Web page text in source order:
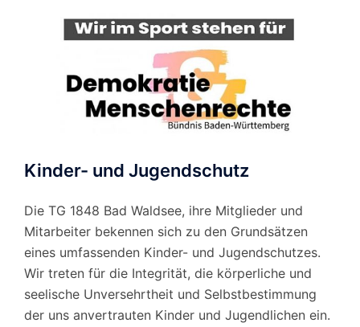
Kinder- und Jugendschutz
Die TG 1848 Bad Waldsee, ihre Mitglieder und
Mitarbeiter bekennen sich zu den Grundsätzen
eines umfassenden Kinder- und Jugendschutzes.
Wir treten für die Integrität, die körperliche und
seelische Unversehrtheit und Selbstbestimmung
der uns anvertrauten Kinder und Jugendlichen ein.